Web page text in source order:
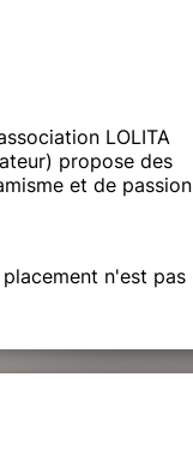
LOLITA
propose des
et de passion
n'est pas